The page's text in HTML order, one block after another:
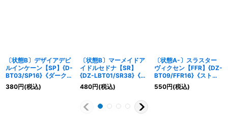
〔状態B〕デザイアデビ
ルインケーン【SP】{D-
BT03/SP16}《ダークス
テイツ》
380円(税込)
〔状態B〕マーメイドア
イドルセドナ【SR】
{DZ-LBT01/SR38}《リ
リカルモナステリオ》
480円(税込)
〔状態A-〕スラスター
ヴィクセン【FFR】{DZ-
BT09/FFR16}《ストイ
ケイア》
550円(税込)